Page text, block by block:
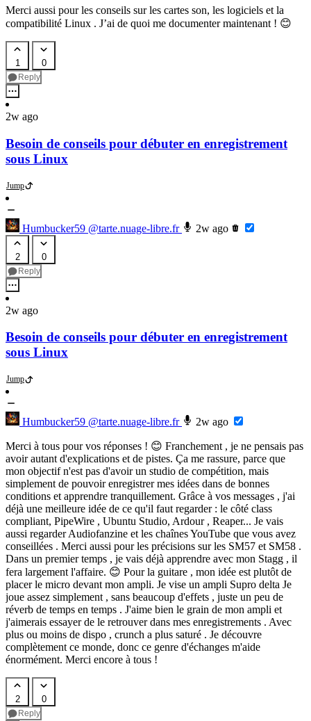
Merci aussi pour les conseils sur les cartes son, les logiciels et la
compatibilité Linux . J’ai de quoi me documenter maintenant ! 😊
1 0
Reply
2w ago
Besoin de conseils pour débuter en enregistrement
sous Linux
Jump
Humbucker59 @tarte.nuage-libre.fr 2w ago
2 0
Reply
2w ago
Besoin de conseils pour débuter en enregistrement
sous Linux
Jump
Humbucker59 @tarte.nuage-libre.fr 2w ago
Merci à tous pour vos réponses ! 😊 Franchement , je ne pensais pas
avoir autant d'explications et de pistes. Ça me rassure, parce que
mon objectif n'est pas d'avoir un studio de compétition, mais
simplement de pouvoir enregistrer mes idées dans de bonnes
conditions et apprendre tranquillement. Grâce à vos messages , j'ai
déjà une meilleure idée de ce qu'il faut regarder : le côté class
compliant, PipeWire , Ubuntu Studio, Ardour , Reaper... Je vais
aussi regarder Audiofanzine et les chaînes YouTube que vous avez
conseillées . Merci aussi pour les précisions sur les SM57 et SM58 .
Dans un premier temps , je vais déjà apprendre avec mon Stagg , il
fera largement l'affaire. 😊 Pour la guitare , mon idée est plutôt de
placer le micro devant mon ampli. Je vise un ampli Supro delta Je
joue assez simplement , sans beaucoup d'effets , juste un peu de
réverb de temps en temps . J'aime bien le grain de mon ampli et
j'aimerais essayer de le retrouver dans mes enregistrements . Avec
plus ou moins de dispo , crunch a plus saturé . Je découvre
complètement ce monde, donc ce genre d'échanges m'aide
énormément. Merci encore à tous !
2 0
Reply